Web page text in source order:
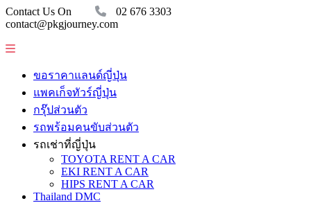
Contact Us On
02 676 3303
contact@pkgjourney.com
ขอราคาแลนด์ญี่ปุ่น
แพคเก็จทัวร์ญี่ปุ่น
กรุ๊ปส่วนตัว
รถพร้อมคนขับส่วนตัว
รถเช่าที่ญี่ปุ่น
TOYOTA RENT A CAR
EKI RENT A CAR
HIPS RENT A CAR
Thailand DMC